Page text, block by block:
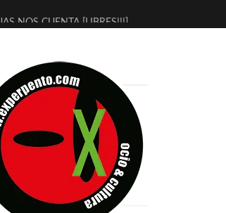
NOS CUENTA [LIBRES!!!]
GUERRERO ZAMORA
DIRECTOR TEATRAL CLAUDIO TOLCACHIR
DE LA KATARSIS DEL TOMATAZO
[BITÁCORA 3.0] EN EXVITA
EN EXVITA [RELATIVA SENCILLEZ]